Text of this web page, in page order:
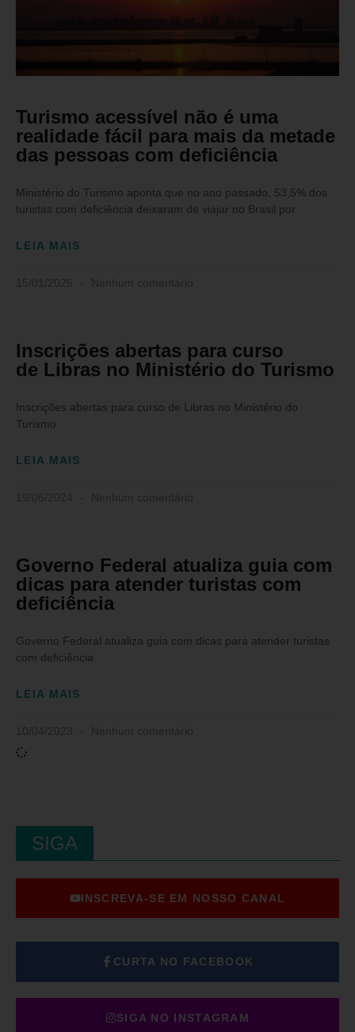
Turismo acessível não é uma
realidade fácil para mais da metade
das pessoas com deficiência
Ministério do Turismo aponta que no ano passado, 53,5% dos
turistas com deficiência deixaram de viajar no Brasil por
LEIA MAIS
Inscrições abertas para curso
de Libras no Ministério do Turismo
Inscrições abertas para curso de Libras no Ministério do
Turismo
LEIA MAIS
Governo Federal atualiza guia com
dicas para atender turistas com
deficiência
Governo Federal atualiza guia com dicas para atender turistas
com deficiência
LEIA MAIS
SIGA
INSCREVA-SE EM NOSSO CANAL
CURTA NO FACEBOOK
SIGA NO INSTAGRAM